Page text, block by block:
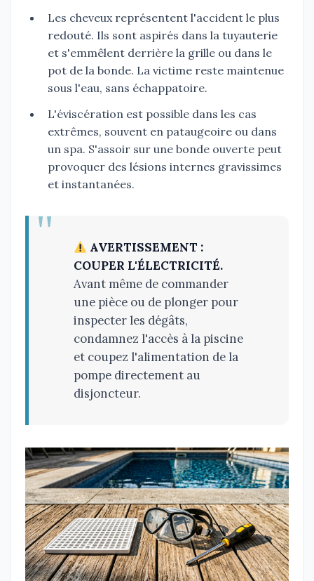
Les cheveux représentent l'accident le plus
redouté. Ils sont aspirés dans la tuyauterie
et s'emmêlent derrière la grille ou dans le
pot de la bonde. La victime reste maintenue
sous l'eau, sans échappatoire.
L'éviscération est possible dans les cas
extrêmes, souvent en pataugeoire ou dans
un spa. S'assoir sur une bonde ouverte peut
provoquer des lésions internes gravissimes
et instantanées.
AVERTISSEMENT :
COUPER L'ÉLECTRICITÉ.
Avant même de commander
une pièce ou de plonger pour
inspecter les dégâts,
condamnez l'accès à la piscine
et coupez l'alimentation de la
pompe directement au
disjoncteur.